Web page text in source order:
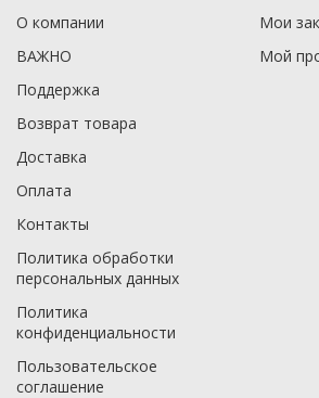
О компании
ВАЖНО
Поддержка
Возврат товара
Доставка
Оплата
Контакты
Политика обработки
персональных данных
Политика
конфиденциальности
Пользовательское
соглашение
Мои
Мой